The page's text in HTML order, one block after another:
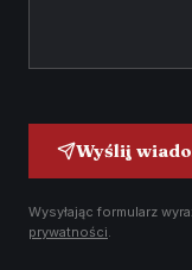
Wyślij
Wysyłając formularz
prywatności.